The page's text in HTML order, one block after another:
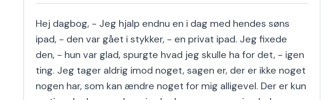
Hej dagbog, - Jeg hjalp endnu en i dag med hendes søns
ipad, - den var gået i stykker, - en privat ipad. Jeg fixede
den, - hun var glad, spurgte hvad jeg skulle ha for det, - igen
ting. Jeg tager aldrig imod noget, sagen er, der er ikke noget
nogen har, som kan ændre noget for mig alligevel. Der er kun